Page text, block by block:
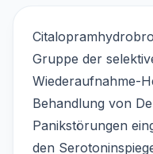
Gruppe der
Wiederaufnahme-
Behandlung von
Panikstörungen
den